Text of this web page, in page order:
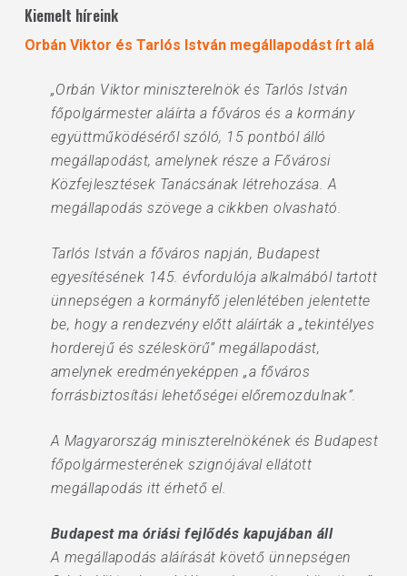
Kiemelt híreink
Orbán Viktor és Tarlós István megállapodást írt alá
„Orbán Viktor miniszterelnök és Tarlós István
főpolgármester aláírta a főváros és a kormány
együttműködéséről szóló, 15 pontból álló
megállapodást, amelynek része a Fővárosi
Közfejlesztések Tanácsának létrehozása. A
megállapodás szövege a cikkben olvasható.
Tarlós István a főváros napján, Budapest
egyesítésének 145. évfordulója alkalmából tartott
ünnepségen a kormányfő jelenlétében jelentette
be, hogy a rendezvény előtt aláírták a „tekintélyes
horderejű és széleskörű” megállapodást,
amelynek eredményeképpen „a főváros
forrásbiztosítási lehetőségei előremozdulnak”.
A Magyarország miniszterelnökének és Budapest
főpolgármesterének szignójával ellátott
megállapodás itt érhető el.
Budapest ma óriási fejlődés kapujában áll
A megállapodás aláírását követő ünnepségen